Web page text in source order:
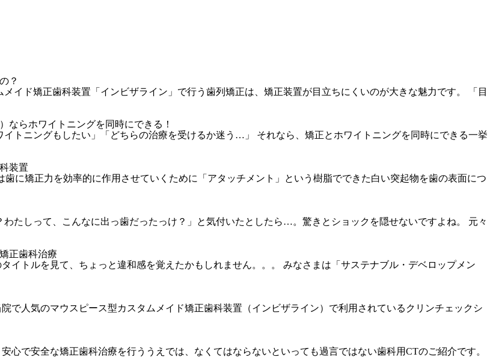
？
イド矯正歯科装置「インビザライン」で行う歯列矯正は、矯正装置が目立ちにくいのが大きな魅力です。 「目
ならホワイトニングを同時にできる！
トニングもしたい」「どちらの治療を受けるか迷う…」 それなら、矯正とホワイトニングを同時にできる一挙
装置
に矯正力を効率的に作用させていくために「アタッチメント」という樹脂でできた白い突起物を歯の表面につ
たしって、こんなに出っ歯だったっけ？」と気付いたとしたら…。驚きとショックを隠せないですよね。 元々
正歯科治療
イトルを見て、ちょっと違和感を覚えたかもしれません。。。 みなさまは「サステナブル・デベロップメン
で人気のマウスピース型カスタムメイド矯正歯科装置（インビザライン）で利用されているクリンチェックシ
心で安全な矯正歯科治療を行ううえでは、なくてはならないといっても過言ではない歯科用CTのご紹介です。